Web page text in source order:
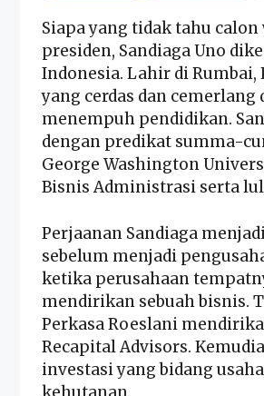
Siapa yang tidak tahu
presiden, Sandiaga Uno
Indonesia. Lahir di
yang cerdas dan
menempuh pendidikan.
dengan predikat summa-
George Washington
Bisnis Administrasi serta
Perjaanan Sandiaga
sebelum menjadi
ketika perusahaan
mendirikan sebuah bisnis.
Perkasa Roeslani
Recapital Advisors.
investasi yang bidang
kehutanan.